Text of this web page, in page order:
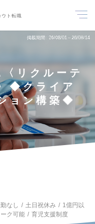
ウト転職
掲載期間 26/08/01～26/08/14
リクルーテ
◆クライア
ョン構築◆
なし 土日祝休み
1億円以
ク可能 育児支援制度